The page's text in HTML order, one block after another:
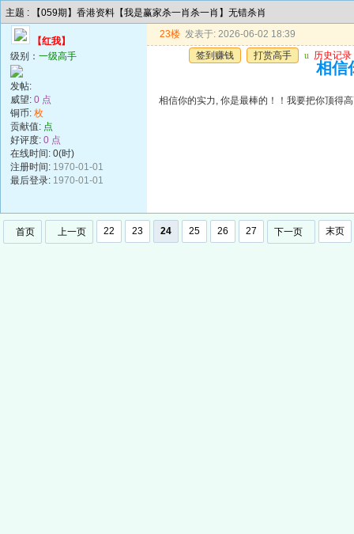
主题 : 【059期】香港资料【我是赢家杀一肖杀一肖】无错杀肖
【红我】
级别： 一级高手
发帖:
威望: 0 点
铜币: 枚
贡献值: 点
好评度: 0 点
在线时间: 0(时)
注册时间: 1970-01-01
最后登录: 1970-01-01
23楼 发表于: 2026-06-02 18:39
签到赚钱
打赏高手 u 历史记录
相信
相信你的实力, 你是最棒的！！我要把你顶得
首页 上一页 22 23 24 25 26 27 下一页 末页